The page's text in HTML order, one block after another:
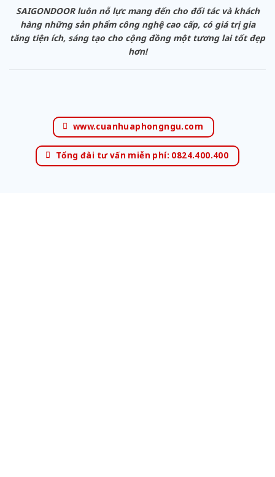
SAIGONDOOR luôn nỗ lực mang đến cho đối tác và khách
hàng những sản phẩm công nghệ cao cấp, có giá trị gia
tăng tiện ích, sáng tạo cho cộng đồng một tương lai tốt đẹp
hơn!
www.cuanhuaphongngu.com
Tổng đài tư vấn miễn phí: 0824.400.400